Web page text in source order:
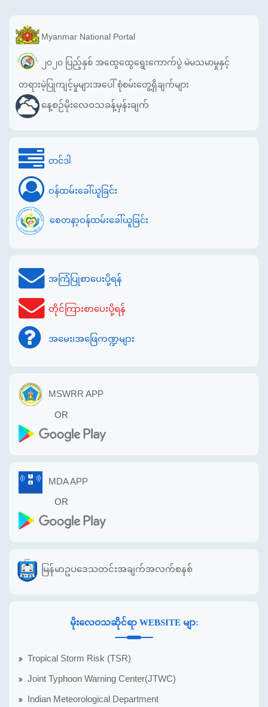
Myanmar National Portal
၂၀၂၀ ပြည့်နှစ် အထွေထွေရွေးကောက်ပွဲ မဲမသမာမှုနှင့်
တရားမဲ့ပြုကျင့်မှုများအပေါ် စုံစမ်းတွေ့ရှိချက်များ
နေ့စဉ်မိုးလေဝသခန့်မှန်းချက်
တင်ဒါ
ဝန်ထမ်းခေါ်ယူခြင်း
စေတနာ့ဝန်ထမ်းခေါ်ယူခြင်း
အကြံပြုစာပေးပို့ရန်
တိုင်ကြားစာပေးပို့ရန်
အမေး၊အဖြေကဏ္ဍများ
MSWRR APP
OR
MDA APP
OR
မြန်မာဥပဒေသတင်းအချက်အလက်စနစ်
မိုးလေဝသဆိုင်ရာ WEBSITE မျာ:
Tropical Storm Risk (TSR)
Joint Typhoon Warning Center(JTWC)
Indian Meteorological Department